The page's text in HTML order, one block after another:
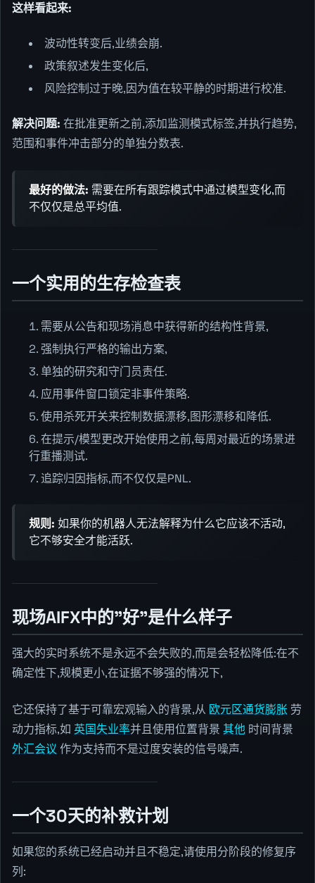
这样看起来:
波动性转变后,业绩会崩.
政策叙述发生变化后,
风险控制过于晚,因为值在较平静的时期进行校准.
解决问题: 在批准更新之前,添加监测模式标签,并执行趋势,
范围和事件冲击部分的单独分数表.
最好的做法: 需要在所有跟踪模式中通过模型变化,而
不仅仅是总平均值.
一个实用的生存检查表
需要从公告和现场消息中获得新的结构性背景,
强制执行严格的输出方案,
单独的研究和守门员责任.
应用事件窗口锁定非事件策略.
使用杀死开关来控制数据漂移,图形漂移和降低.
在提示/模型更改开始使用之前,每周对最近的场景进
行重播测试.
追踪归因指标,而不仅仅是PNL.
规则: 如果你的机器人无法解释为什么它应该不活动,
它不够安全才能活跃.
现场AIFX中的"好"是什么样子
强大的实时系统不是永远不会失败的,而是会轻松降低:在不
确定性下,规模更小,在证据不够强的情况下,
它还保持了基于可靠宏观输入的背景,从 欧元区通货膨胀 劳
动力指标,如 英国失业率并且使用位置背景 其他 时间背景
外汇会议作为支持而不是过度安装的信号噪声.
一个30天的补救计划
如果您的系统已经启动并且不稳定,请使用分阶段的修复序
列: